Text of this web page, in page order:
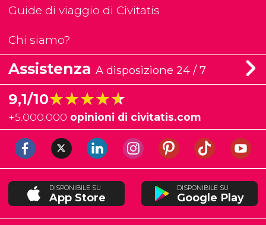
Guide di viaggio di Civitatis
Chi siamo?
Assistenza A disposizione 24 / 7
9,1/10★★★★★
★★★★★
+5.000.000 opinioni di civitatis.com
DISPONIBILE SU
App Store
DISPONIBILE SU
Google Play